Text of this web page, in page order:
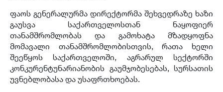
ფაოს გენერალურმა დირექტორმა შეხვედრაზე ხაზი
გაუსვა საქართველოსთან ნაყოფიერ
თანამშრომლობას და გამოხატა მზადყოფნა
მომავალი თანამშრომლობისთვის, რათა ხელი
შეეწყოს საქართველოში, აგრარულ სექტორში
კონკურენტუნარიანობის გაუმჯობესებას, სურსათის
უვნებლობასა და უსაფრთხოებას.